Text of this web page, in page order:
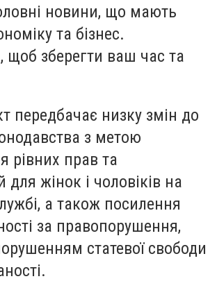
новини, що мають
та бізнес.
щоб зберегти ваш час та
передбачає низку змін до
з метою
рівних прав та
жінок і чоловіків на
а також посилення
за правопорушення,
статевої свободи